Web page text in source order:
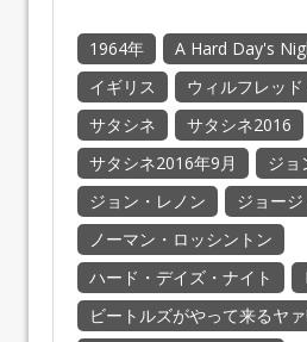
1964年 A Hard Day's
イギリス
ウィルフレッ
サタシネ
サタシネ2016
サタシネ2016年9月
ジョ
ジョン・レノン
ジョー
ノーマン・ロッシントン
ハード・デイズ・ナイト
ビートルズがやって来るヤ